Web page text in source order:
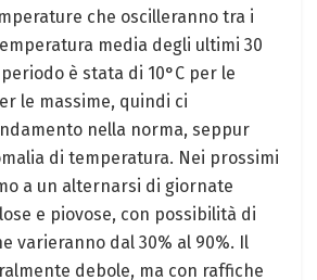
che oscilleranno tra i
media degli ultimi 30
è stata di 10°C per le
le massime, quindi ci
nella norma, seppur
di temperatura. Nei prossimi
a un alternarsi di giornate
e piovose, con possibilità di
varieranno dal 30% al 90%. Il
debole, ma con raffiche